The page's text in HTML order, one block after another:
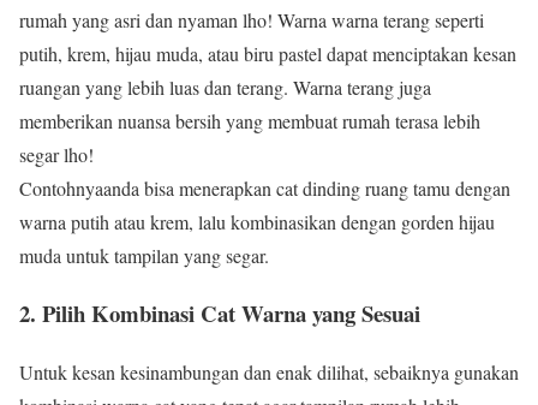
rumah yang asri dan nyaman lho! Warna warna terang seperti
putih, krem, hijau muda, atau biru pastel dapat menciptakan kesan
ruangan yang lebih luas dan terang. Warna terang juga
memberikan nuansa bersih yang membuat rumah terasa lebih
segar lho!
Contohnyaanda bisa menerapkan cat dinding ruang tamu dengan
warna putih atau krem, lalu kombinasikan dengan gorden hijau
muda untuk tampilan yang segar.
2. Pilih Kombinasi Cat Warna yang Sesuai
Untuk kesan kesinambungan dan enak dilihat, sebaiknya gunakan